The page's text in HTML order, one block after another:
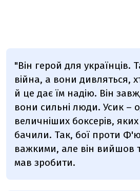
"Він герой для українців.
війна, а вони дивляться,
й це дає їм надію. Він
вони сильні люди. Усик –
величніших боксерів,
бачили. Так, бої проти
важкими, але він вийшов
мав зробити.